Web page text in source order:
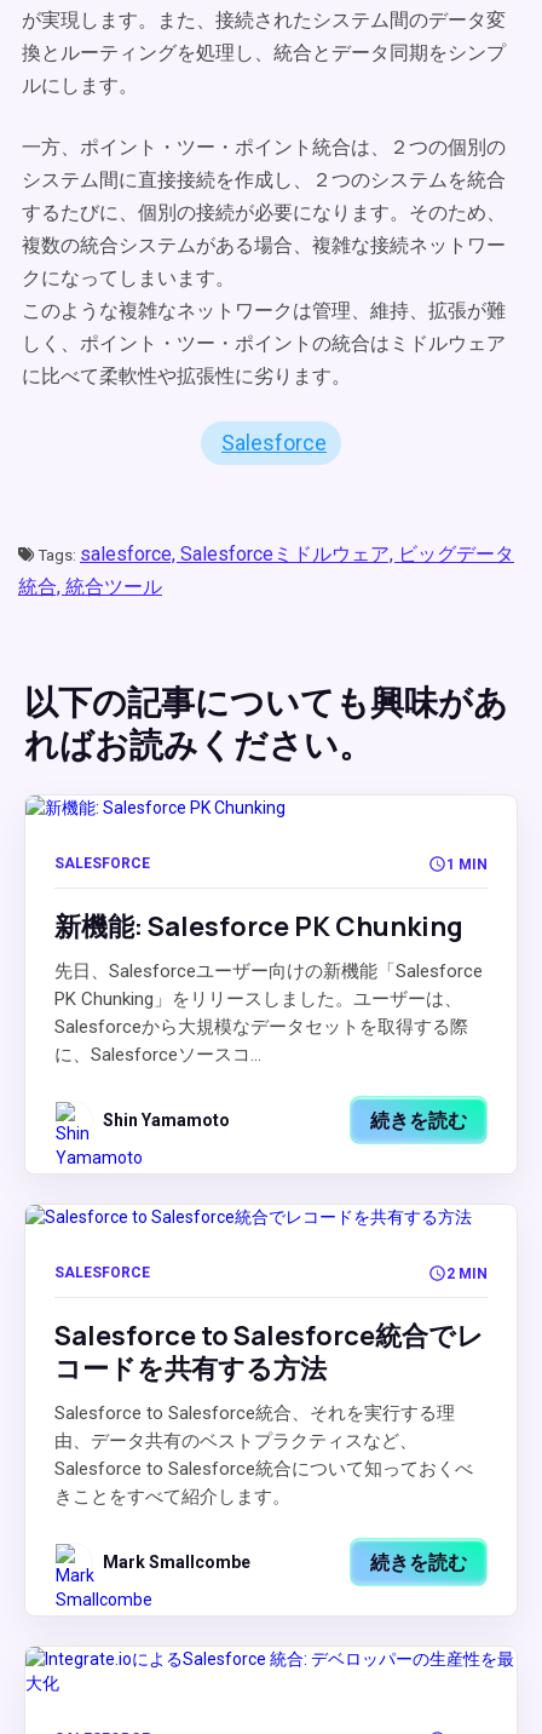
が実現します。また、接続されたシステム間のデータ変
換とルーティングを処理し、統合とデータ同期をシンプ
ルにします。
一方、ポイント・ツー・ポイント統合は、２つの個別の
システム間に直接接続を作成し、２つのシステムを統合
するたびに、個別の接続が必要になります。そのため、
複数の統合システムがある場合、複雑な接続ネットワー
クになってしまいます。
このような複雑なネットワークは管理、維持、拡張が難
しく、ポイント・ツー・ポイントの統合はミドルウェア
に比べて柔軟性や拡張性に劣ります。
Salesforce
Tags: salesforce, Salesforceミドルウェア, ビッグデータ
統合, 統合ツール
以下の記事についても興味があ
ればお読みください。
SALESFORCE 1 MIN
新機能: Salesforce PK Chunking
先日、Salesforceユーザー向けの新機能「Salesforce
PK Chunking」をリリースしました。ユーザーは、
Salesforceから大規模なデータセットを取得する際
に、Salesforceソースコ...
Shin Yamamoto 続きを読む
SALESFORCE 2 MIN
Salesforce to Salesforce統合でレ
コードを共有する方法
Salesforce to Salesforce統合、それを実行する理
由、データ共有のベストプラクティスなど、
Salesforce to Salesforce統合について知っておくべ
きことをすべて紹介します。
Mark Smallcombe 続きを読む